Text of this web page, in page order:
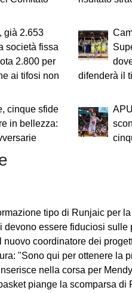
già 2.653
società fissa
2.800 per
ai tifosi non
difenderà il
cinque sfide
in bellezza:
tipo di Runjaic per
essere fiduciosi sulle possibilità dell'Udinese,
coordinatore dei progetti
"Sono qui per ottenere la
nella corsa per Mendy: la richiesta
la scomparsa di Federico Franceschin: il